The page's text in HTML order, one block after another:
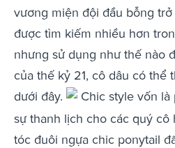
vương miện đội đầu bỗng
được tìm kiếm nhiều hơn
nhưng sử dụng như thế nào
của thế kỷ 21, cô dâu có thể
dưới đây.
Chic style vốn
sự thanh lịch cho các quý cô
tóc đuôi ngựa chic ponytail